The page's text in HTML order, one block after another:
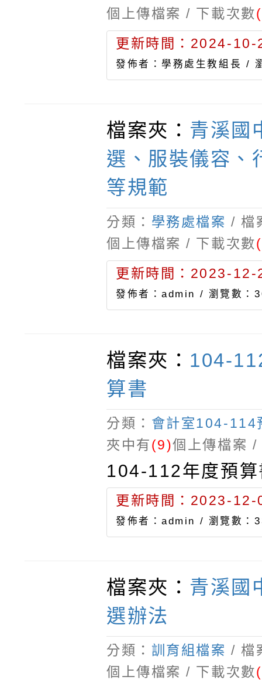
個上傳檔案 / 下載次數
更新時間：2024-
發佈者：學務處生教組長 /
檔案夾： 青溪國
選、服裝儀容、
等規範
分類： 學務處檔案 / 檔
個上傳檔案 / 下載次數
更新時間：2023-
發佈者：admin / 瀏覽數：
檔案夾： 104-
算書
分類： 會計室104-114
夾中有(9)個上傳檔案 /
104-112年度預算
更新時間：2023-
發佈者：admin / 瀏覽數：
檔案夾： 青溪國
選辦法
分類： 訓育組檔案 / 檔
個上傳檔案 / 下載次數